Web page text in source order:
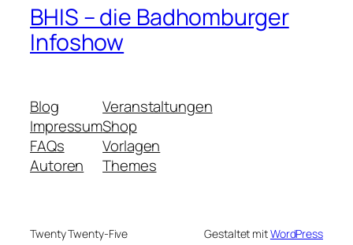
BHIS – die Badhomburger
Infoshow
Blog
Impressum
FAQs
Autoren
Veranstaltungen
Shop
Vorlagen
Themes
Twenty Twenty-Five Gestaltet mitWordPress